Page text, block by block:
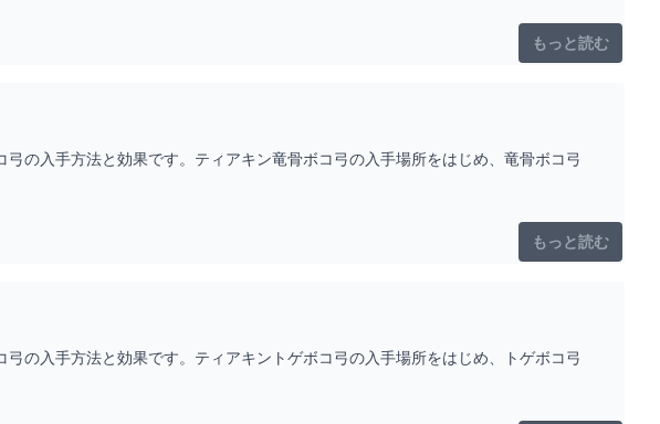
もっと読む
の入手方法と効果です。ティアキン竜骨ボコ弓の入手場所をはじめ、竜骨ボコ弓
もっと読む
の入手方法と効果です。ティアキントゲボコ弓の入手場所をはじめ、トゲボコ弓